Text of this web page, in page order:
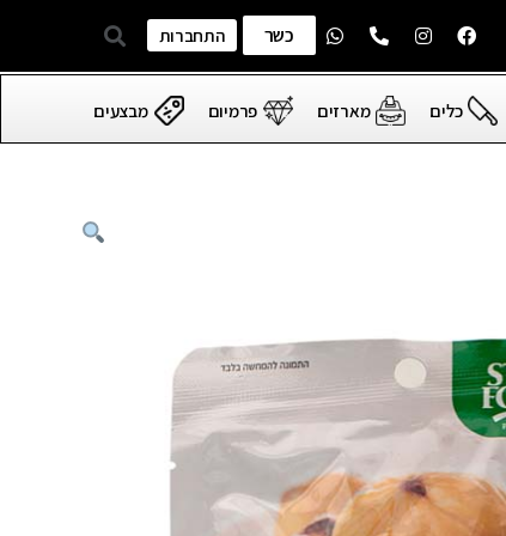
כשר התחברות
כלים מארזים פרמיום מבצעים